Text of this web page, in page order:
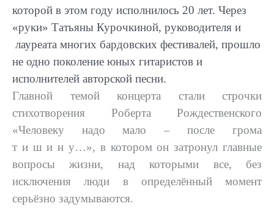
которой в этом году исполнилось 20 лет. Через
«руки» Татьяны Курочкиной, руководителя и
лауреата многих бардовских фестивалей, прошло
не одно поколение юных гитаристов и
исполнителей авторской песни.
Главной темой концерта стали строчки
стихотворения Роберта Рождественского
«Человеку надо мало – после грома
т и ш и н у…», в котором он затронул главные
вопросы жизни, над которыми все, без
исключения люди в определённый момент
серьёзно задумываются.